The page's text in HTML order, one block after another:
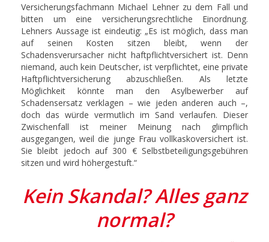
Versicherungsfachmann Michael Lehner zu dem Fall und
bitten um eine versicherungsrechtliche Einordnung.
Lehners Aussage ist eindeutig: „Es ist möglich, dass man
auf seinen Kosten sitzen bleibt, wenn der
Schadensverursacher nicht haftpflichtversichert ist. Denn
niemand, auch kein Deutscher, ist verpflichtet, eine private
Haftpflichtversicherung abzuschließen. Als letzte
Möglichkeit könnte man den Asylbewerber auf
Schadensersatz verklagen – wie jeden anderen auch –,
doch das würde vermutlich im Sand verlaufen. Dieser
Zwischenfall ist meiner Meinung nach glimpflich
ausgegangen, weil die junge Frau vollkaskoversichert ist.
Sie bleibt jedoch auf 300 € Selbstbeteiligungsgebühren
sitzen und wird höhergestuft.“
Kein Skandal? Alles ganz
normal?